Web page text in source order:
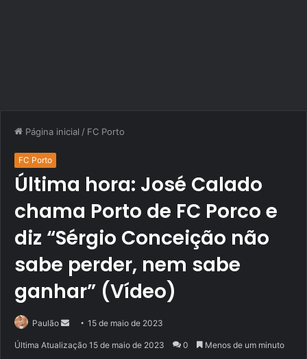
Página inicial / FC Porto
FC Porto
Última hora: José Calado
chama Porto de FC Porco e
diz “Sérgio Conceição não
sabe perder, nem sabe
ganhar” (Vídeo)
Paulão
Mande15 de maio de 2023
Última Atualização 15 de maio de 2023 0 Menos de um minuto